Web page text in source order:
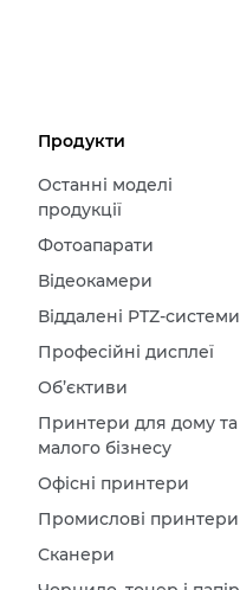
Продукти
Останні моделі
продукції
Фотоапарати
Відеокамери
Віддалені PTZ-системи
Професійні дисплеї
Об’єктиви
Принтери для дому та
малого бізнесу
Офісні принтери
Промислові принтери
Сканери